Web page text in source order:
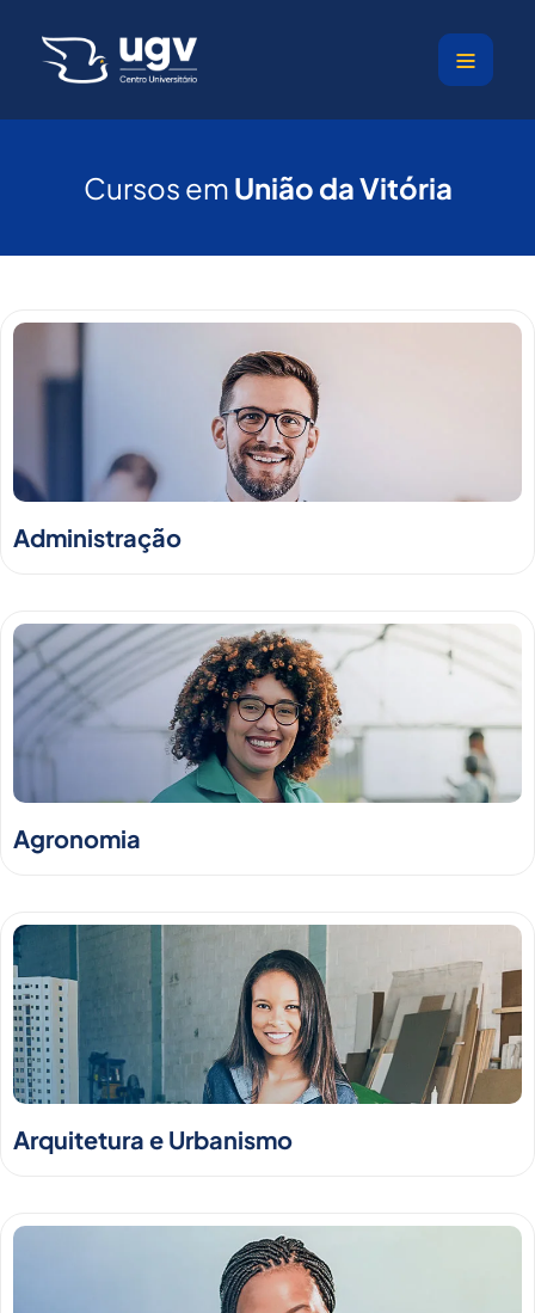
Cursos em União da Vitória
Administração
Agronomia
Arquitetura e Urbanismo